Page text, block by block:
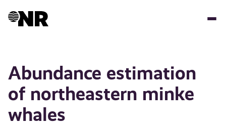
Abundance estimation
of northeastern minke
whales